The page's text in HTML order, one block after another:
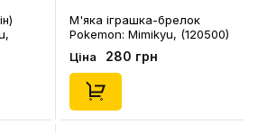
М'яка іграшка-брелок
Pokemon: Mimikyu, (120500)
Ціна 280 грн